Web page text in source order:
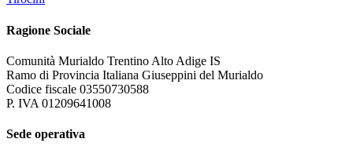
Ragione Sociale
Comunità Murialdo Trentino Alto Adige IS
Ramo di Provincia Italiana Giuseppini del Murialdo
Codice fiscale 03550730588
P. IVA 01209641008
Sede operativa